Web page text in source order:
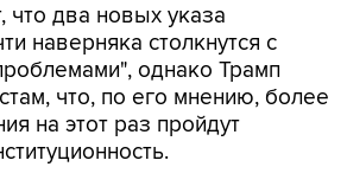
что два новых указа
наверняка столкнутся с
однако Трамп
что, по его мнению, более
на этот раз пройдут